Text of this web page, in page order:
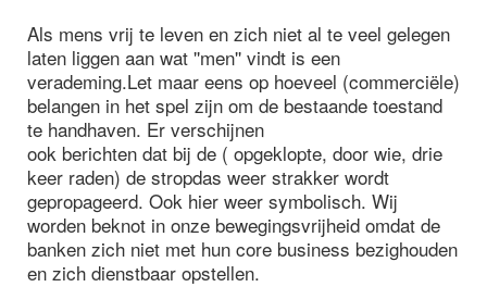
Als mens vrij te leven en zich niet al te veel gelegen
laten liggen aan wat ''men'' vindt is een
verademing.Let maar eens op hoeveel (commerciële)
belangen in het spel zijn om de bestaande toestand
te handhaven. Er verschijnen
ook berichten dat bij de ( opgeklopte, door wie, drie
keer raden) de stropdas weer strakker wordt
gepropageerd. Ook hier weer symbolisch. Wij
worden beknot in onze bewegingsvrijheid omdat de
banken zich niet met hun core business bezighouden
en zich dienstbaar opstellen.